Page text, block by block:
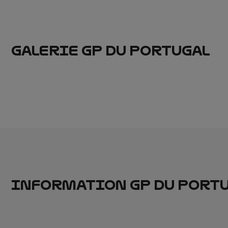
GALERIE GP DU PORTUGAL
INFORMATION GP DU